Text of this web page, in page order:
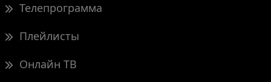
Телепрограмма
Плейлисты
Онлайн ТВ